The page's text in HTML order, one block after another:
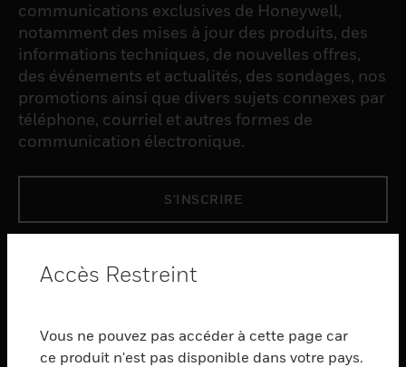
communications exclusives de Honeywell,
notamment des mises à jour des produits, des
informations techniques, de nouvelles offres,
des événements et actualités, des sondages, nos
promotions ainsi que divers sujets connexes par
téléphone, courriel et autres formes de
communication électronique.
S'INSCRIRE
toggle view
SERVICES
Accès Restreint
Vous ne pouvez pas accéder à cette page car
ce produit n'est pas disponible dans votre pays.